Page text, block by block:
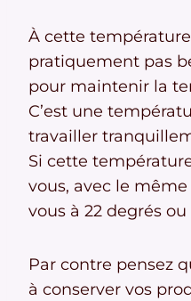
À cette
pratiquement pas
pour maintenir la
C’est une
travailler
Si cette
vous, avec le
vous à 22 degrés
Par contre pensez
à conserver vos